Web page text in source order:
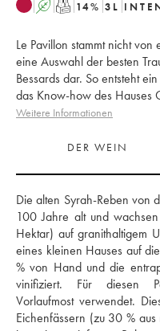
A T 14% 3 L
Le Pavillon stammt nicht
eine Auswahl der besten
Bessards dar. So entsteht
das Know-how des Hauses
Weitere Informationen
DER WEIN
Die alten Syrah-Reben von
100 Jahre alt und
Hektar) auf granithaltigem
eines kleinen Hauses auf
% von Hand und die
vinifiziert. Für diesen
Vorlaufmost verwendet.
Eichenfässern (zu 30 %